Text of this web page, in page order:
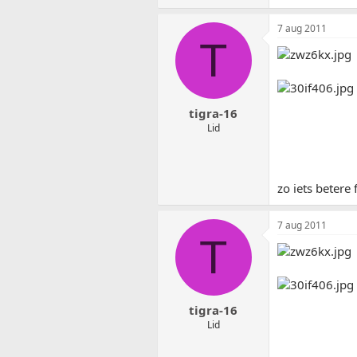
T
tigra-16
Lid
7 aug 2011
zo iets betere
T
tigra-16
Lid
7 aug 2011